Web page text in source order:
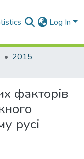
Log In
2015
факторiв
русi